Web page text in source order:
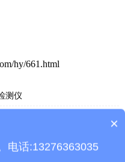
hy/661.html
测仪
产品包含安装吗？
×
电话:13276363035